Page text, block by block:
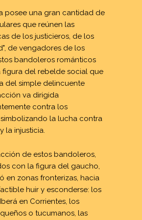
mitologia
los mitos
una leyenda y un mito
espirituales
y santos populares
muy particulares
posee una gran cantidad de
que reúnen las
de los justicieros, de los
de vengadores de los
bandoleros románticos
figura del rebelde social que
del simple delincuente
va dirigida
contra los
la lucha contra
la injusticia.
de estos bandoleros,
con la figura del gaucho,
en zonas fronterizas, hacia
huir y esconderse: los
en Corrientes, los
o tucumanos, las